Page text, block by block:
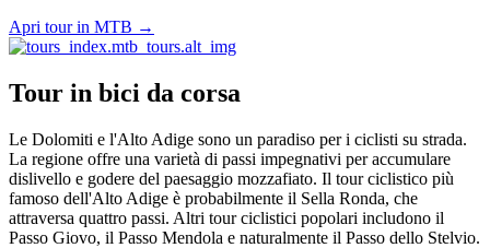
Apri tour in MTB →
Tour in bici da corsa
Le Dolomiti e l'Alto Adige sono un paradiso per i ciclisti su strada.
La regione offre una varietà di passi impegnativi per accumulare
dislivello e godere del paesaggio mozzafiato. Il tour ciclistico più
famoso dell'Alto Adige è probabilmente il Sella Ronda, che
attraversa quattro passi. Altri tour ciclistici popolari includono il
Passo Giovo, il Passo Mendola e naturalmente il Passo dello Stelvio.